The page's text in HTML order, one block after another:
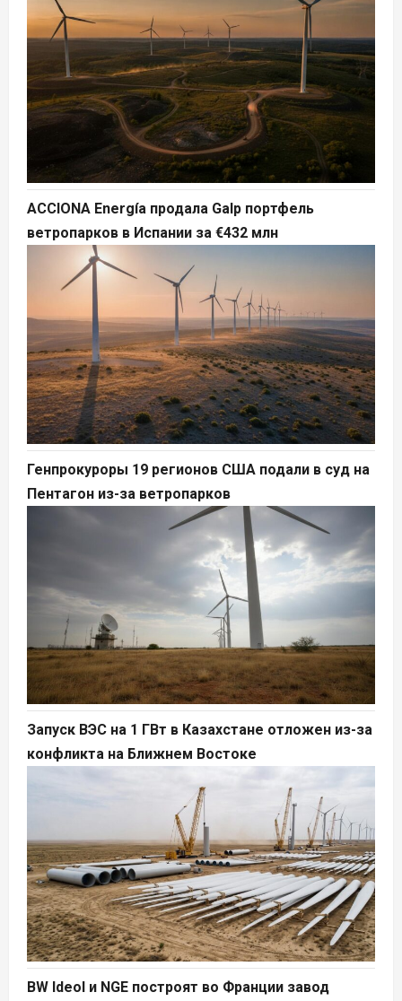
ACCIONA Energía продала Galp портфель
ветропарков в Испании за €432 млн
Генпрокуроры 19 регионов США подали в суд на
Пентагон из-за ветропарков
Запуск ВЭС на 1 ГВт в Казахстане отложен из-за
конфликта на Ближнем Востоке
BW Ideol и NGE построят во Франции завод